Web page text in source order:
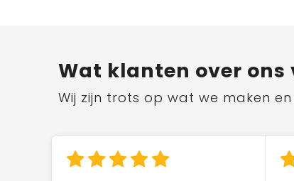
Wat klanten over ons
Wij zijn trots op wat we maken